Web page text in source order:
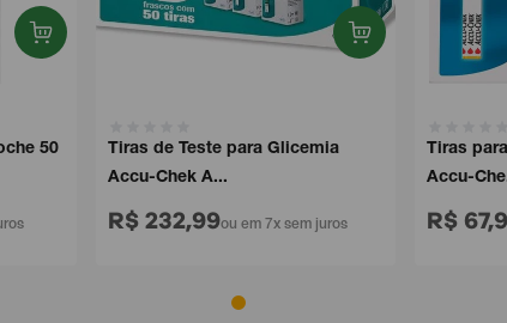
50
Tiras de Teste para Glicemia
Accu-Chek A...
R$ 232,99ou em 7x sem juros
Tiras para
Accu-Che...
R$ 67,99